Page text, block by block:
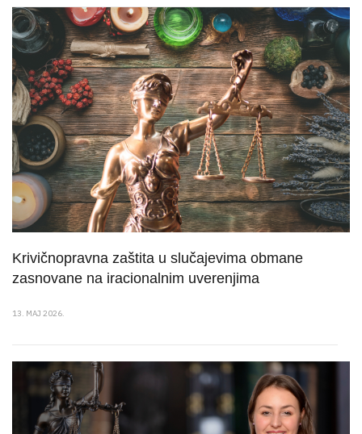
Krivičnopravna zaštita u slučajevima obmane
zasnovane na iracionalnim uverenjima
13. MAJ 2026.